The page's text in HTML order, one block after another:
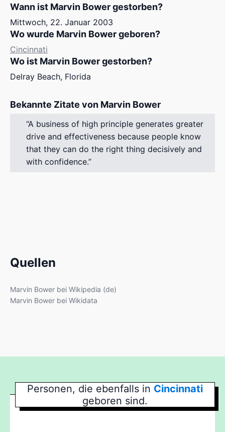
Wann ist Marvin Bower gestorben?
Mittwoch, 22. Januar 2003
Wo wurde Marvin Bower geboren?
Cincinnati
Wo ist Marvin Bower gestorben?
Delray Beach, Florida
Bekannte Zitate von Marvin Bower
A business of high principle generates greater
drive and effectiveness because people know
that they can do the right thing decisively and
with confidence.
Quellen
Marvin Bower bei Wikipedia (de)
Marvin Bower bei Wikidata
Personen, die ebenfalls in Cincinnati
geboren sind.